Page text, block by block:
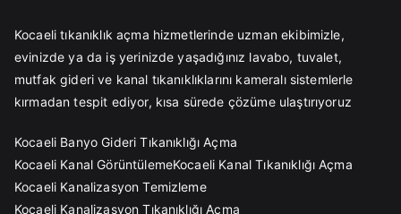
Kocaeli tıkanıklık açma hizmetlerinde uzman ekibimizle,
evinizde ya da iş yerinizde yaşadığınız lavabo, tuvalet,
mutfak gideri ve kanal tıkanıklıklarını kameralı sistemlerle
kırmadan tespit ediyor, kısa sürede çözüme ulaştırıyoruz
Kocaeli Banyo Gideri Tıkanıklığı Açma
Kocaeli Kanal GörüntülemeKocaeli Kanal Tıkanıklığı Açma
Kocaeli Kanalizasyon Temizleme
Kocaeli Kanalizasyon Tıkanıklığı Açma